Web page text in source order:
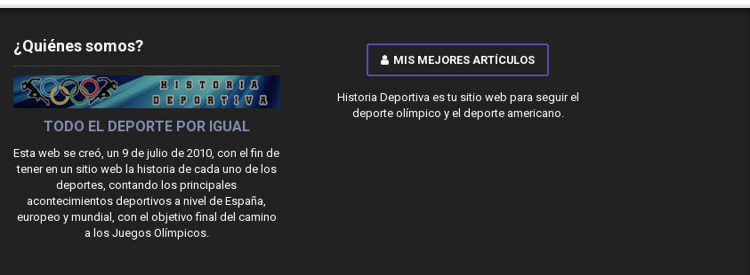
¿Quiénes somos?
TODO EL DEPORTE POR IGUAL
Esta web se creó, un 9 de julio de 2010, con el fin de
tener en un sitio web la historia de cada uno de los
deportes, contando los principales
acontecimientos deportivos a nivel de España,
europeo y mundial, con el objetivo final del camino
a los Juegos Olímpicos.
MIS MEJORES ARTÍCULOS
Historia Deportiva es tu sitio web para seguir el
deporte olímpico y el deporte americano.